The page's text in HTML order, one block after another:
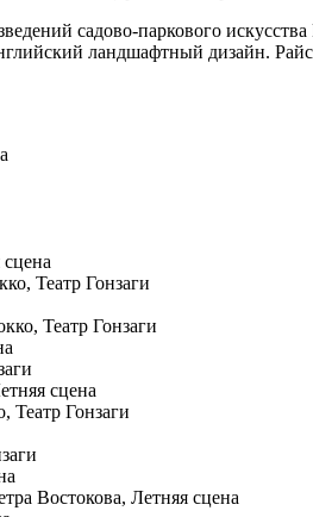
садово-паркового
ландшафтный дизайн.
Театр Гонзаги
Театр Гонзаги
сцена
Театр Гонзаги
Востокова, Летняя сцена